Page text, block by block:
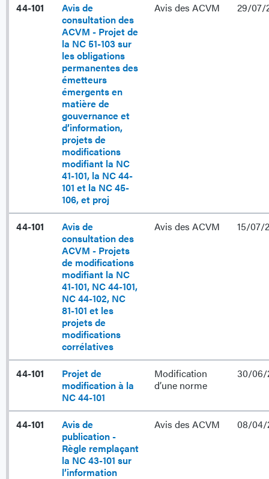
44-101
Avis de
consultation des
ACVM - Projet de
la NC 51-103 sur
les obligations
permanentes des
émetteurs
émergents en
matière de
gouvernance et
d’information,
projets de
modifications
modifiant la NC
41-101, la NC 44-
101 et la NC 45-
106, et proj
Avis des ACVM 29/07/
44-101
Avis de
consultation des
ACVM - Projets
de modifications
modifiant la NC
41-101, NC 44-101,
NC 44-102, NC
81-101 et les
projets de
modifications
corrélatives
Avis des ACVM 15/07/
44-101
Projet de
modification à la
NC 44-101
Modification
d’une norme
30/06/
44-101
Avis de
publication -
Règle remplaçant
la NC 43-101 sur
l’information
Avis des ACVM 08/04/